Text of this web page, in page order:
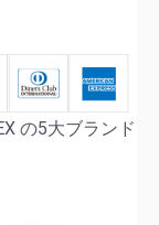
の5大ブランド